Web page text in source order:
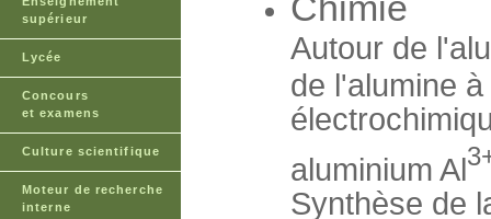
supérieur
Lycée
Concours
et examens
Culture scientifique
Moteur de recherche
interne
Autour de
de l'alumine
aluminium Al
Synthèse de